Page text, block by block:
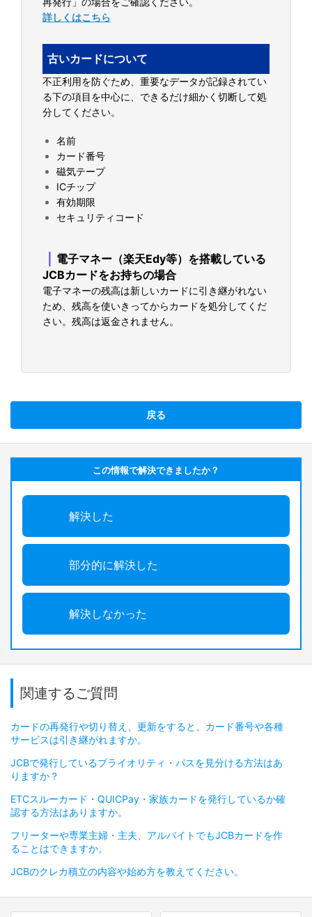
詳しくはこちら
古いカードについて
不正利用を防ぐため、重要なデータが記録されてい
る下の項目を中心に、できるだけ細かく切断して処
分してください。
名前
カード番号
磁気テープ
ICチップ
有効期限
セキュリティコード
｜ 電子マネー（楽天Edy等）を搭載している
JCBカードをお持ちの場合
電子マネーの残高は新しいカードに引き継がれない
ため、残高を使いきってからカードを処分してくだ
さい。残高は返金されません。
戻る
この情報で解決できましたか？
解決した
部分的に解決した
解決しなかった
関連するご質問
カードの再発行や切り替え、更新をすると、カード番号や各種
サービスは引き継がれますか。
JCBで発行しているプライオリティ・パスを見分ける方法はあ
りますか？
ETCスルーカード・QUICPay・家族カードを発行しているか確
認する方法はありますか。
フリーターや専業主婦・主夫、アルバイトでもJCBカードを作
ることはできますか。
JCBのクレカ積立の内容や始め方を教えてください。